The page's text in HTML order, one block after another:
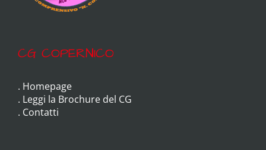
CG COPERNICO
. Homepage
. Leggi la Brochure del CG
. Contatti